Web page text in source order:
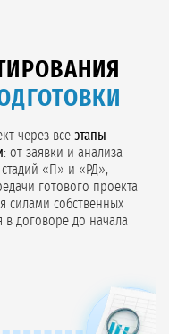
через все этапы
: от заявки и анализа
«П» и «РД»,
готового проекта
силами собственных
в договоре до начала